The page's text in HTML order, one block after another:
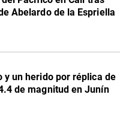
Abelardo de la Espriella
y un herido por réplica de
de magnitud en Junín